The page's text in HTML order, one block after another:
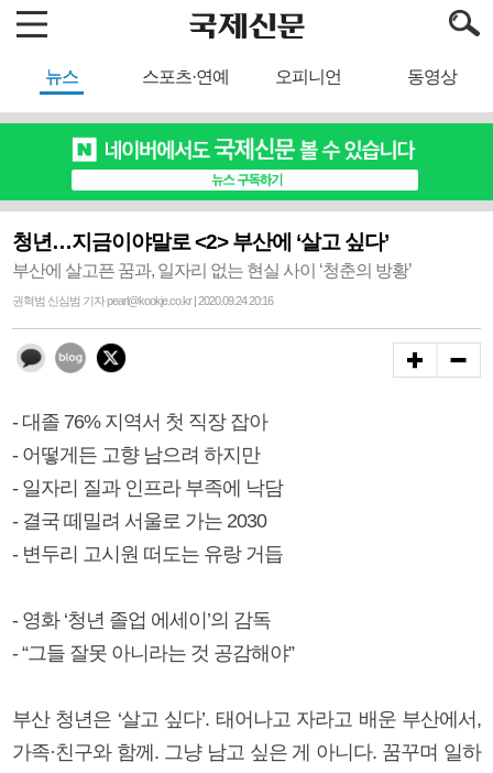
뉴스 스포츠·연예 오피니언 동영상
청년…지금이야말로 <2> 부산에 ‘살고 싶다’
부산에 살고픈 꿈과, 일자리 없는 현실 사이 ‘청춘의 방황’
권혁범 신심범 기자 pearl@kookje.co.kr | 2020.09.24 20:16
- 대졸 76% 지역서 첫 직장 잡아
- 어떻게든 고향 남으려 하지만
- 일자리 질과 인프라 부족에 낙담
- 결국 떼밀려 서울로 가는 2030
- 변두리 고시원 떠도는 유랑 거듭
- 영화 ‘청년 졸업 에세이’의 감독
- “그들 잘못 아니라는 것 공감해야”
부산 청년은 ‘살고 싶다’. 태어나고 자라고 배운 부산에서,
가족·친구와 함께. 그냥 남고 싶은 게 아니다. 꿈꾸며 일하